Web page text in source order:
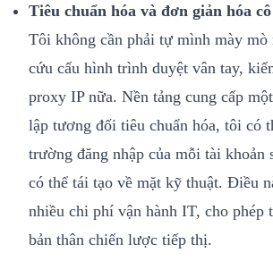
Tiêu chuẩn hóa và đơn giản hóa
Tôi không cần phải tự mình mày mò
cứu cấu hình trình duyệt vân tay,
proxy IP nữa. Nền tảng cung cấp
lập tương đối tiêu chuẩn hóa, tôi có
trường đăng nhập của mỗi tài khoản
có thể tái tạo về mặt kỹ thuật. Điều
nhiều chi phí vận hành IT, cho phép
bản thân chiến lược tiếp thị.